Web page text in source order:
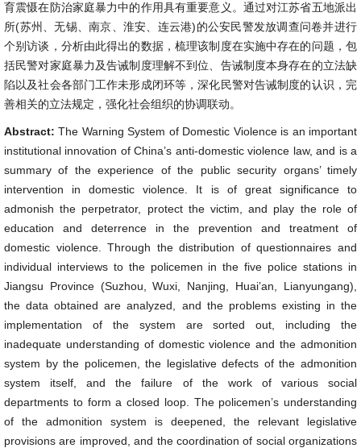
育震慑在防治家庭暴力中的作用具有重要意义。通过对江苏省五地派出
所(苏州、无锡、南京、淮安、连云港)的公安民警发放调查问卷并进行
个别访谈，分析由此得出的数据，梳理该制度在实施中存在的问题，包
括民警对家庭暴力及告诫制度理解不到位、告诫制度本身存在的立法缺
陷以及社会各部门工作未形成闭环等，深化民警对告诫制度的认识，完
善相关的立法规定，强化社会组织的协调联动。
Abstract:The Warning System of Domestic Violence is an important
institutional innovation of China’s anti-domestic violence law, and is a
summary of the experience of the public security organs’ timely
intervention in domestic violence. It is of great significance to
admonish the perpetrator, protect the victim, and play the role of
education and deterrence in the prevention and treatment of
domestic violence. Through the distribution of questionnaires and
individual interviews to the policemen in the five police stations in
Jiangsu Province (Suzhou, Wuxi, Nanjing, Huai’an, Lianyungang),
the data obtained are analyzed, and the problems existing in the
implementation of the system are sorted out, including the
inadequate understanding of domestic violence and the admonition
system by the policemen, the legislative defects of the admonition
system itself, and the failure of the work of various social
departments to form a closed loop. The policemen’s understanding
of the admonition system is deepened, the relevant legislative
provisions are improved, and the coordination of social organizations